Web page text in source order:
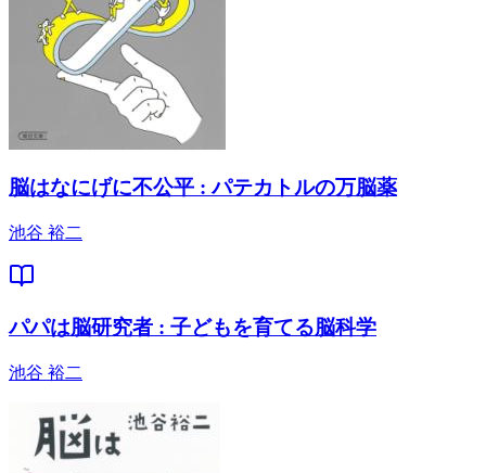
脳はなにげに不公平 : パテカトルの万脳薬
池谷 裕二
パパは脳研究者 : 子どもを育てる脳科学
池谷 裕二